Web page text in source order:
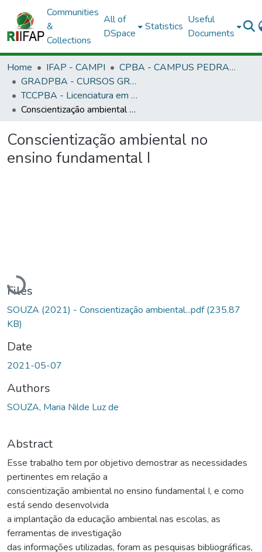
Communities
&
Collections
All of
DSpace
Statistics
Useful
Documents
Home IFAP - CAMPI
CPBA - CAMPUS PEDRA BRANCA DO AMAPARI
GRADPBA - CURSOS GRADUAÇÃO - CAMPUS PEDRA BRANCA DO AMAPARI
TCCPBA - Licenciatura em Formação Pedagógica - EAD
Conscientização ambiental no ensino fundamental I
Conscientização ambiental no
ensino fundamental I
Loading...
Files
SOUZA (2021) - Conscientização ambiental...pdf(235.87
KB)
Date
2021-05-07
Authors
SOUZA, Maria Nilde Luz de
Abstract
Esse trabalho tem por objetivo demostrar as necessidades
pertinentes em relação a
conscientização ambiental no ensino fundamental I, e como
está sendo desenvolvida
a implantação da educação ambiental nas escolas, as
ferramentas de investigação
das informações utilizadas, foram as pesquisas bibliográficas,